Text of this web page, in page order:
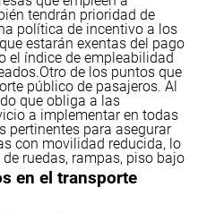
tendrán prioridad de
política de incentivo a los
estarán exentas del pago
el índice de empleabilidad
Otro de los puntos que
público de pasajeros. Al
que obliga a las
a implementar en todas
pertinentes para asegurar
con movilidad reducida, lo
ruedas, rampas, piso bajo
en el transporte